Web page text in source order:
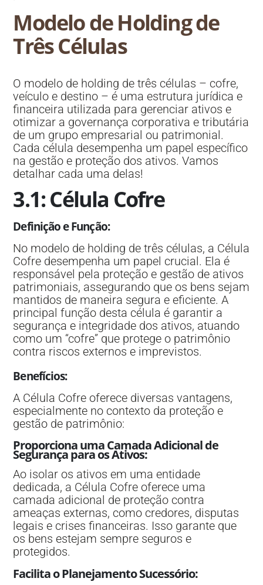
Modelo de Holding de
Três Células
O modelo de holding de três células – cofre,
veículo e destino – é uma estrutura jurídica e
financeira utilizada para gerenciar ativos e
otimizar a governança corporativa e tributária
de um grupo empresarial ou patrimonial.
Cada célula desempenha um papel específico
na gestão e proteção dos ativos. Vamos
detalhar cada uma delas!
3.1: Célula Cofre
Definição e Função:
No modelo de holding de três células, a Célula
Cofre desempenha um papel crucial. Ela é
responsável pela proteção e gestão de ativos
patrimoniais, assegurando que os bens sejam
mantidos de maneira segura e eficiente. A
principal função desta célula é garantir a
segurança e integridade dos ativos, atuando
como um “cofre” que protege o patrimônio
contra riscos externos e imprevistos.
Benefícios:
A Célula Cofre oferece diversas vantagens,
especialmente no contexto da proteção e
gestão de patrimônio:
Proporciona uma Camada Adicional de
Segurança para os Ativos:
Ao isolar os ativos em uma entidade
dedicada, a Célula Cofre oferece uma
camada adicional de proteção contra
ameaças externas, como credores, disputas
legais e crises financeiras. Isso garante que
os bens estejam sempre seguros e
protegidos.
Facilita o Planejamento Sucessório: